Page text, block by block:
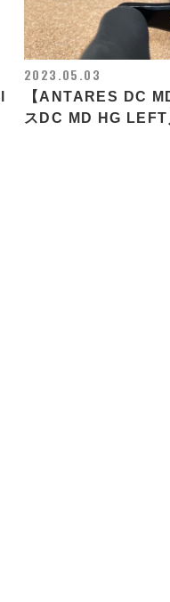
2023.05.03
【ANTARES DC
スDC MD HG LEFT